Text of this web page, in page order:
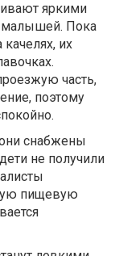
яркими
малышей. Пока
качелях, их
часть,
поэтому
снабжены
не получили
пищевую